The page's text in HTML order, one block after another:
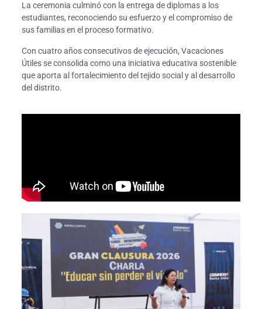
La ceremonia culminó con la entrega de diplomas a los
estudiantes, reconociendo su esfuerzo y el compromiso de
sus familias en el proceso formativo.
Con cuatro años consecutivos de ejecución, Vacaciones
Útiles se consolida como una iniciativa educativa sostenible
que aporta al fortalecimiento del tejido social y al desarrollo
del distrito.